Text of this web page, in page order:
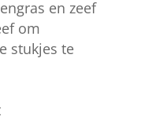
en zeef
om
stukjes te